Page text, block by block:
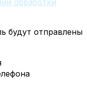
обработки
будут отправлены